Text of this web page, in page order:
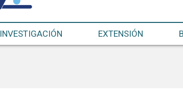
INVESTIGACIÓN EXTENSIÓN